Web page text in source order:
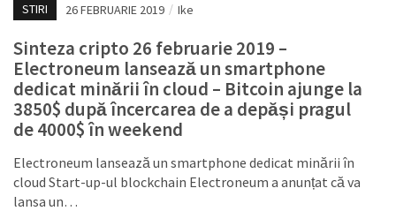
STIRI 26 FEBRUARIE 2019 / Ike
Sinteza cripto 26 februarie 2019 –
Electroneum lansează un smartphone
dedicat minării în cloud – Bitcoin ajunge la
3850$ după încercarea de a depăși pragul
de 4000$ în weekend
Electroneum lansează un smartphone dedicat minării în
cloud Start-up-ul blockchain Electroneum a anunțat că va
lansa un…